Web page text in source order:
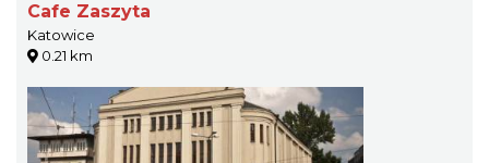
Cafe Zaszyta
Katowice
0.21 km